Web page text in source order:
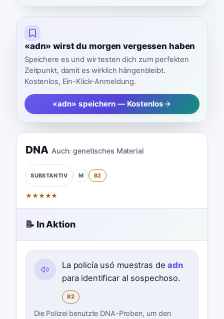
«adn» wirst du morgen vergessen haben
Speichere es und wir testen dich zum perfekten
Zeitpunkt, damit es wirklich hängenbleibt.
Kostenlos, Ein-Klick-Anmeldung.
«adn» speichern — Kostenlos
DNA Auch: genetisches Material
SUBSTANTIV M B2
★★★★★
📝 In Aktion
La policía usó muestras deadn
para identificar al sospechoso.
B2
Die Polizei benutzte DNA-Proben, um den